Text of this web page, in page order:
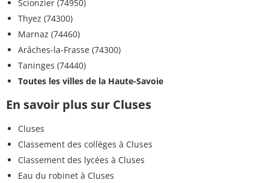
Scionzier (74950)
Thyez (74300)
Marnaz (74460)
Arâches-la-Frasse (74300)
Taninges (74440)
Toutes les villes de la Haute-Savoie
En savoir plus sur Cluses
Cluses
Classement des collèges à Cluses
Classement des lycées à Cluses
Eau du robinet à Cluses